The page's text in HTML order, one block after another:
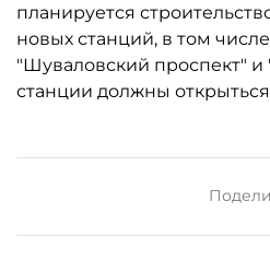
планируется
новых станций, в том
"Шуваловский проспект" и
станции должны открыться